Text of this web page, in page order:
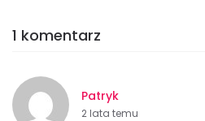
1 komentarz
Patryk
2 lata temu